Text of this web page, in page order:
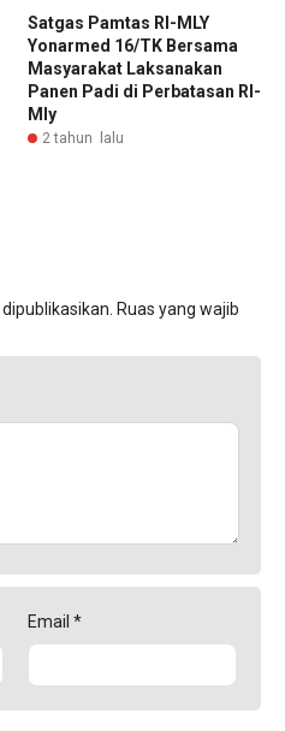
Satgas Pamtas RI-MLY
Yonarmed 16/TK Bersama
Masyarakat Laksanakan
Panen Padi di Perbatasan RI-
Mly
2 tahun lalu
Ruas yang wajib
Email *